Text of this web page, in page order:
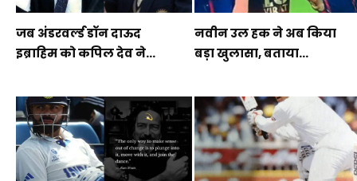
जब अंडरवर्ल्ड डॉन दाऊद
इब्राहिम को कपिल देव ने...
नवीन उल हक ने अब किया
बड़ा खुलासा, बताया...